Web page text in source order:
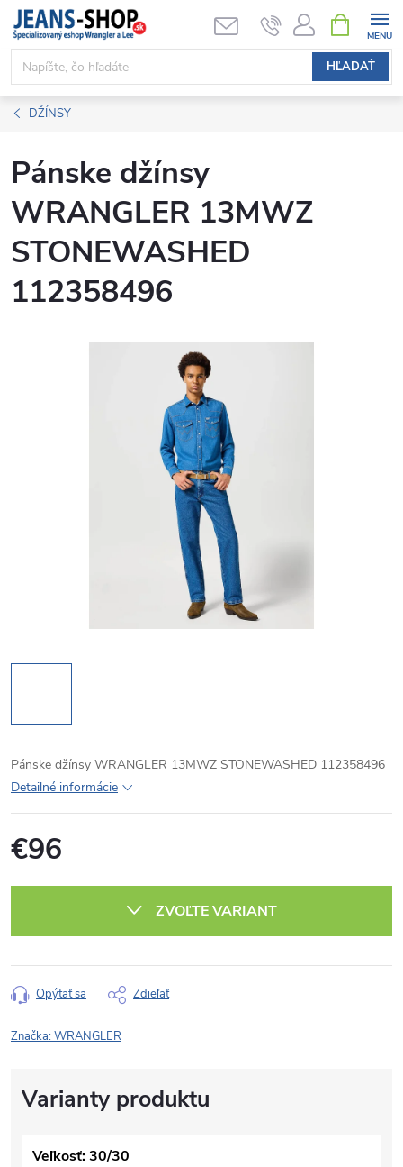
Prejsť
obsah
HĽADAŤ
KOŠÍK
DŽÍNSY
Pánske džínsy
WRANGLER 13MWZ
STONEWASHED
112358496
Pánske džínsy WRANGLER 13MWZ STONEWASHED 112358496
Detailné informácie
€96
ZVOĽTE VARIANT
Opýtať sa Zdieľať
Značka:WRANGLER
Veľkosť: 30/30